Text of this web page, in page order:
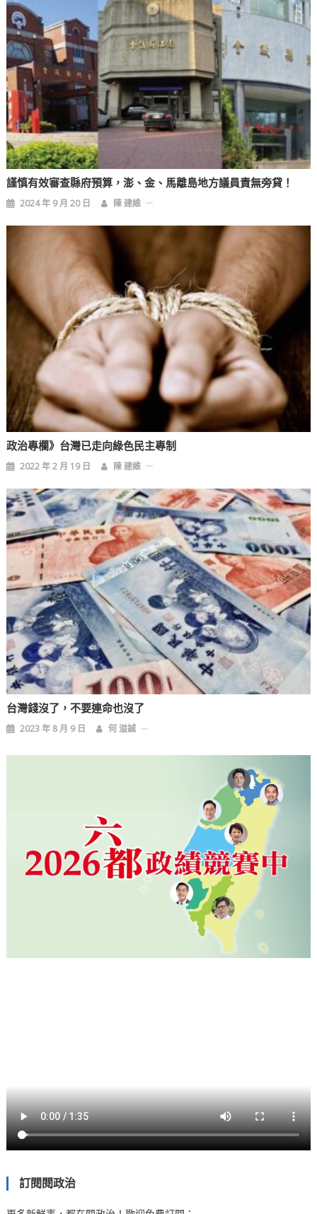
謹慎有效審查縣府預算，澎、金、馬離島地方議員責無旁貸！
2024 年 9 月 20 日 陳 建維
政治專欄》台灣已走向綠色民主專制
2022 年 2 月 19 日 陳 建維
台灣錢沒了，不要連命也沒了
2023 年 8 月 9 日 何 溢誠
訂閱閱政治